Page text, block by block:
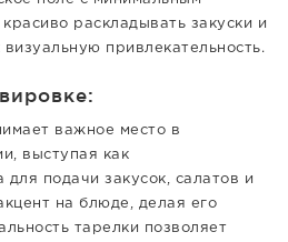
раскладывать закуски и
привлекательность.
важное место в
выступая как
для подачи закусок, салатов и
на блюде, делая его
тарелки позволяет